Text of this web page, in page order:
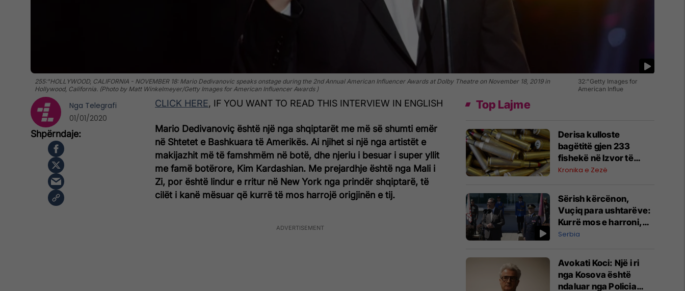
255:"HOLLYWOOD, CALIFORNIA - NOVEMBER 18: Mario Dedivanovic speaks onstage during the 2nd Annual American Influencer Awards at Dolby Theatre on November 18, 2019 in
Hollywood, California. (Photo by Matt Winkelmeyer/Getty Images for American Influencer Awards )
32:"Getty Images for
American Influe
CLICK HERE, IF YOU WANT TO READ THIS INTERVIEW IN ENGLISH
Mario Dedivanoviç është një nga shqiptarët me më së shumti emër
në Shtetet e Bashkuara të Amerikës. Ai njihet si një nga artistët e
makijazhit më të famshmëm në botë, dhe njeriu i besuar i super yllit
me famë botërore, Kim Kardashian. Me prejardhje është nga Mali i
Zi, por është lindur e rritur në New York nga prindër shqiptarë, të
cilët i kanë mësuar që kurrë të mos harrojë origjinën e tij.
Nga Telegrafi
01/01/2020
Top Lajme
Derisa kulloste
bagëtitë gjen 233
fishekë në Izvor të
Novobërdës, dyshohet
lufta
Kronika e Zezë
Sërish kërcënon,
Vuçiq para ushtarëve:
Kurrë mos e harroni,
'Kosova është pjesë e
Serbia
Avokati Koci: Një i ri
nga Kosova është
ndaluar nga Policia